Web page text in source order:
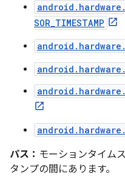
SOR_TIMESTAMP
パス： モーションタイム
タンプの間にあります。